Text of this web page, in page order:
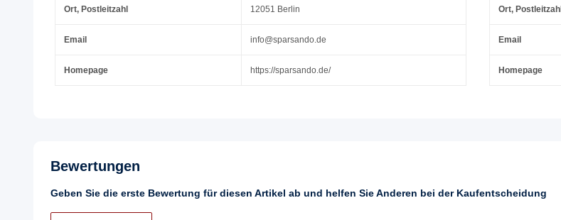
Ort, Postleitzahl 12051 Berlin
Email info@sparsando.de
Homepage https://sparsando.de/
Ort, Postleitzahl
Email
Homepage
Bewertungen
Geben Sie die erste Bewertung für diesen Artikel ab und helfen Sie Anderen bei der Kaufentscheidung